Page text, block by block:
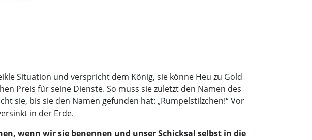
Situation und verspricht dem König, sie könne Heu zu Gold
Preis für seine Dienste. So muss sie zuletzt den Namen des
sie, bis sie den Namen gefunden hat: „Rumpelstilzchen!“ Vor
in der Erde.
wenn wir sie benennen und unser Schicksal selbst in die